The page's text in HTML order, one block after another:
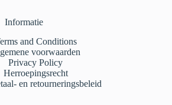
Informatie
and Conditions
voorwaarden
Privacy Policy
Herroepingsrecht
en retourneringsbeleid